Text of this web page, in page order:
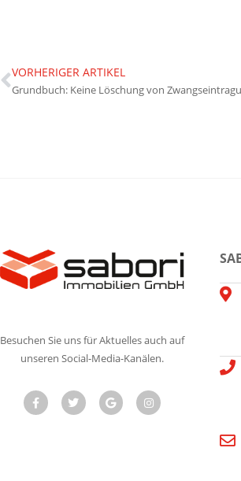
VORHERIGER ARTIKEL
Grundbuch: Keine Löschung von
Besuchen Sie uns für Aktuelles auch auf
unseren Social-Media-Kanälen.